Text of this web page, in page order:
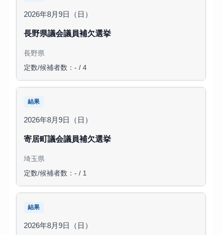
2026年8月9日（日）
長野県議会議員補欠選挙
長野県
定数/候補者数：- / 4
結果
2026年8月9日（日）
寄居町議会議員補欠選挙
埼玉県
定数/候補者数：- / 1
結果
2026年8月9日（日）